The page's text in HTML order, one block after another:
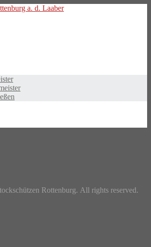
Rottenburg. All rights reserved.